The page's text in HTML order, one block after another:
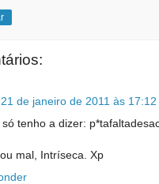
21 de janeiro de 2011 às 17:12
tenho a dizer:
mal, Intríseca. Xp